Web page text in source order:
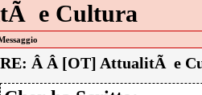
e Cultura
RE: Â Â [OT] AttualitÃ e